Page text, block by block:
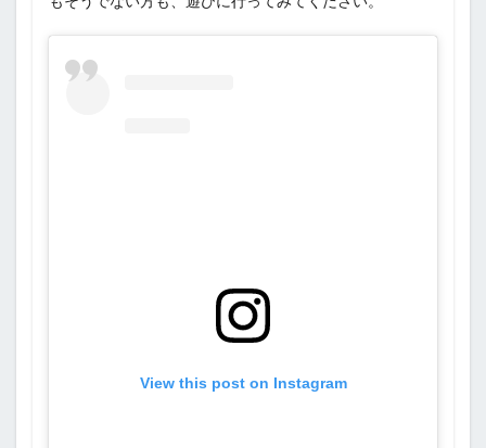
View this post on Instagram